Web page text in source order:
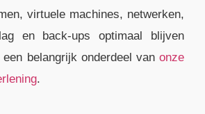
virtuele machines, netwerken,
en back-ups optimaal blijven
belangrijk onderdeel van onze
.